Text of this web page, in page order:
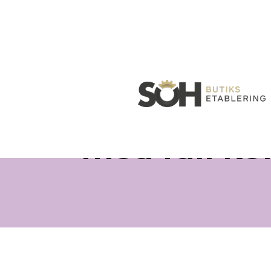
med full